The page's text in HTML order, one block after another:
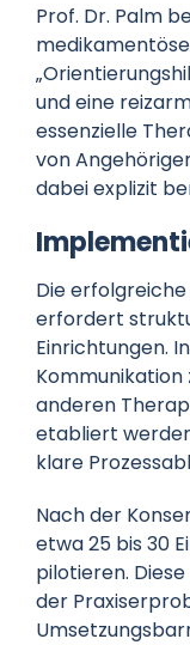
Prof. Dr. Palm
und eine
essenzielle
von
dabei explizit
Die
erfordert
Einrichtungen.
Kommunikation
anderen
etabliert
klare
Nach der
etwa 25 bis 30
pilotieren.
der